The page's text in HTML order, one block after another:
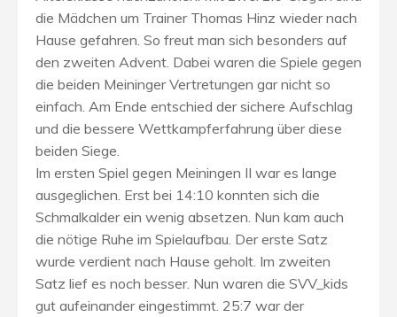
die Mädchen um Trainer Thomas Hinz wieder nach
Hause gefahren. So freut man sich besonders auf
den zweiten Advent. Dabei waren die Spiele gegen
die beiden Meininger Vertretungen gar nicht so
einfach. Am Ende entschied der sichere Aufschlag
und die bessere Wettkampferfahrung über diese
beiden Siege.
Im ersten Spiel gegen Meiningen II war es lange
ausgeglichen. Erst bei 14:10 konnten sich die
Schmalkalder ein wenig absetzen. Nun kam auch
die nötige Ruhe im Spielaufbau. Der erste Satz
wurde verdient nach Hause geholt. Im zweiten
Satz lief es noch besser. Nun waren die SVV_kids
gut aufeinander eingestimmt. 25:7 war der